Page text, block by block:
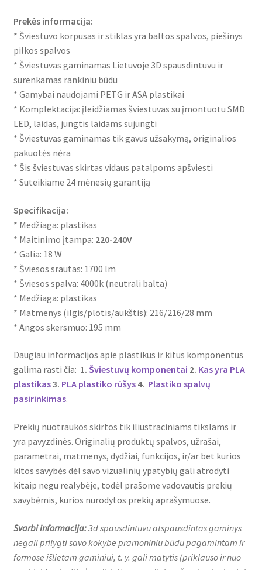
Prekės informacija:
* Šviestuvo korpusas ir stiklas yra baltos spalvos, piešinys
pilkos spalvos
* Šviestuvas gaminamas Lietuvoje 3D spausdintuvu ir
surenkamas rankiniu būdu
* Gamybai naudojami PETG ir ASA plastikai
* Komplektacija: įleidžiamas šviestuvas su įmontuotu SMD
LED, laidas, jungtis laidams sujungti
* Šviestuvas gaminamas tik gavus užsakymą, originalios
pakuotės nėra
* Šis šviestuvas skirtas vidaus patalpoms apšviesti
* Suteikiame 24 mėnesių garantiją
Specifikacija:
* Medžiaga: plastikas
* Maitinimo įtampa: 220-240V
* Galia: 18 W
* Šviesos srautas: 1700 lm
* Šviesos spalva: 4000k (neutrali balta)
* Medžiaga: plastikas
* Matmenys (ilgis/plotis/aukštis): 216/216/28 mm
* Angos skersmuo: 195 mm
Daugiau informacijos apie plastikus ir kitus komponentus
galima rasti čia: 1. Šviestuvų komponentai 2. Kas yra PLA
plastikas3. PLA plastiko rūšys4. Plastiko spalvų
pasirinkimas.
Prekių nuotraukos skirtos tik iliustraciniams tikslams ir
yra pavyzdinės. Originalių produktų spalvos, užrašai,
parametrai, matmenys, dydžiai, funkcijos, ir/ar bet kurios
kitos savybės dėl savo vizualinių ypatybių gali atrodyti
kitaip negu realybėje, todėl prašome vadovautis prekių
savybėmis, kurios nurodytos prekių aprašymuose.
Svarbi informacija:3d spausdintuvu atspausdintas gaminys
negali prilygti savo kokybe pramoniniu būdu pagamintam ir
formose išlietam gaminiui, t. y. gali matytis (priklauso ir nuo